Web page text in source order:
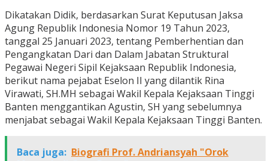
Dikatakan Didik, berdasarkan Surat Keputusan Jaksa
Agung Republik Indonesia Nomor 19 Tahun 2023,
tanggal 25 Januari 2023, tentang Pemberhentian dan
Pengangkatan Dari dan Dalam Jabatan Struktural
Pegawai Negeri Sipil Kejaksaan Republik Indonesia,
berikut nama pejabat Eselon II yang dilantik Rina
Virawati, SH.MH sebagai Wakil Kepala Kejaksaan Tinggi
Banten menggantikan Agustin, SH yang sebelumnya
menjabat sebagai Wakil Kepala Kejaksaan Tinggi Banten.
Baca juga: Biografi Prof. Andriansyah "Orok